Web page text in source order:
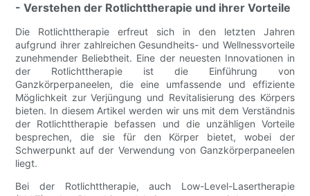
- Verstehen der Rotlichttherapie und ihrer Vorteile
Die Rotlichttherapie erfreut sich in den letzten Jahren
aufgrund ihrer zahlreichen Gesundheits- und Wellnessvorteile
zunehmender Beliebtheit. Eine der neuesten Innovationen in
der Rotlichttherapie ist die Einführung von
Ganzkörperpaneelen, die eine umfassende und effiziente
Möglichkeit zur Verjüngung und Revitalisierung des Körpers
bieten. In diesem Artikel werden wir uns mit dem Verständnis
der Rotlichttherapie befassen und die unzähligen Vorteile
besprechen, die sie für den Körper bietet, wobei der
Schwerpunkt auf der Verwendung von Ganzkörperpaneelen
liegt.
Bei der Rotlichttherapie, auch Low-Level-Lasertherapie